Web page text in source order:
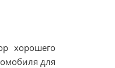
хорошего
для